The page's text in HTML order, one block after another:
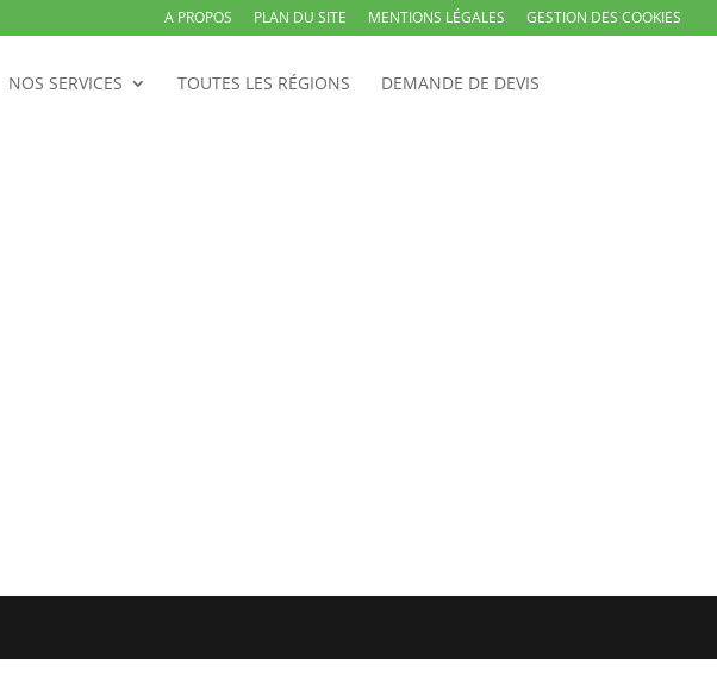
A PROPOS PLAN DU SITE MENTIONS LÉGALES GESTION DES COOKIES
NOS SERVICES TOUTES LES RÉGIONS DEMANDE DE DEVIS